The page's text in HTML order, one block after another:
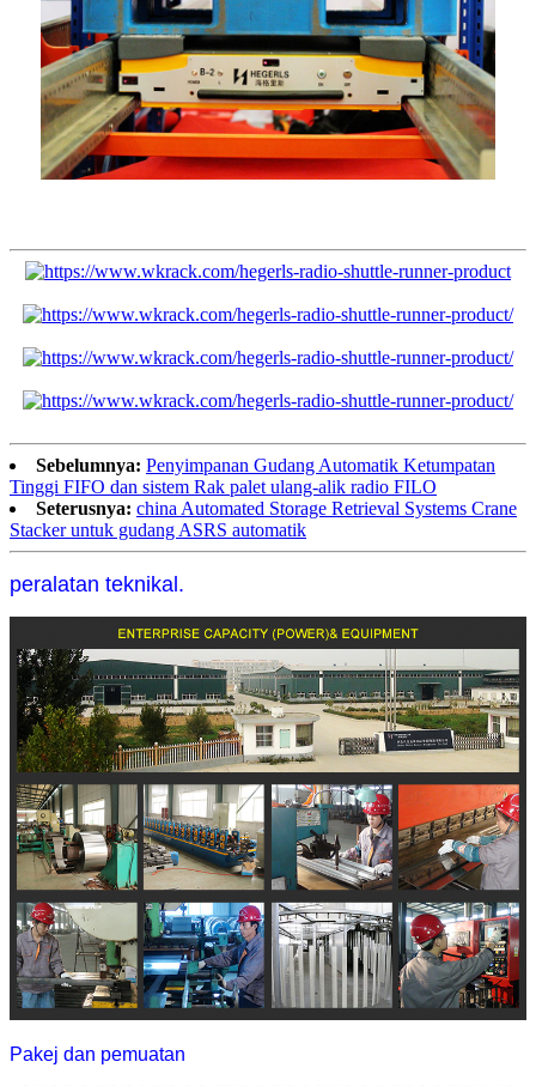
Sebelumnya: Penyimpanan Gudang Automatik Ketumpatan
Tinggi FIFO dan sistem Rak palet ulang-alik radio FILO
Seterusnya: china Automated Storage Retrieval Systems Crane
Stacker untuk gudang ASRS automatik
peralatan teknikal.
Pakej dan pemuatan